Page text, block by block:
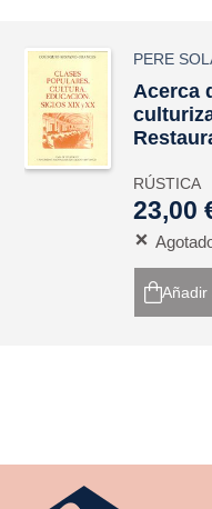
PERE
Acerca
RÚSTICA
23,00
Añadir